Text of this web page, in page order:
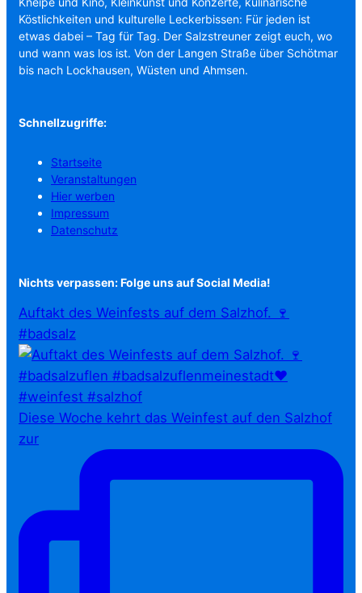
Köstlichkeiten und kulturelle Leckerbissen: Für jeden ist
etwas dabei – Tag für Tag. Der Salzstreuner zeigt euch, wo
und wann was los ist. Von der Langen Straße über Schötmar
bis nach Lockhausen, Wüsten und Ahmsen.
Schnellzugriffe:
Startseite
Veranstaltungen
Hier werben
Impressum
Datenschutz
Nichts verpassen: Folge uns auf Social Media!
Auftakt des Weinfests auf dem Salzhof. 🍷
#badsalz
Diese Woche kehrt das Weinfest auf den Salzhof
zur